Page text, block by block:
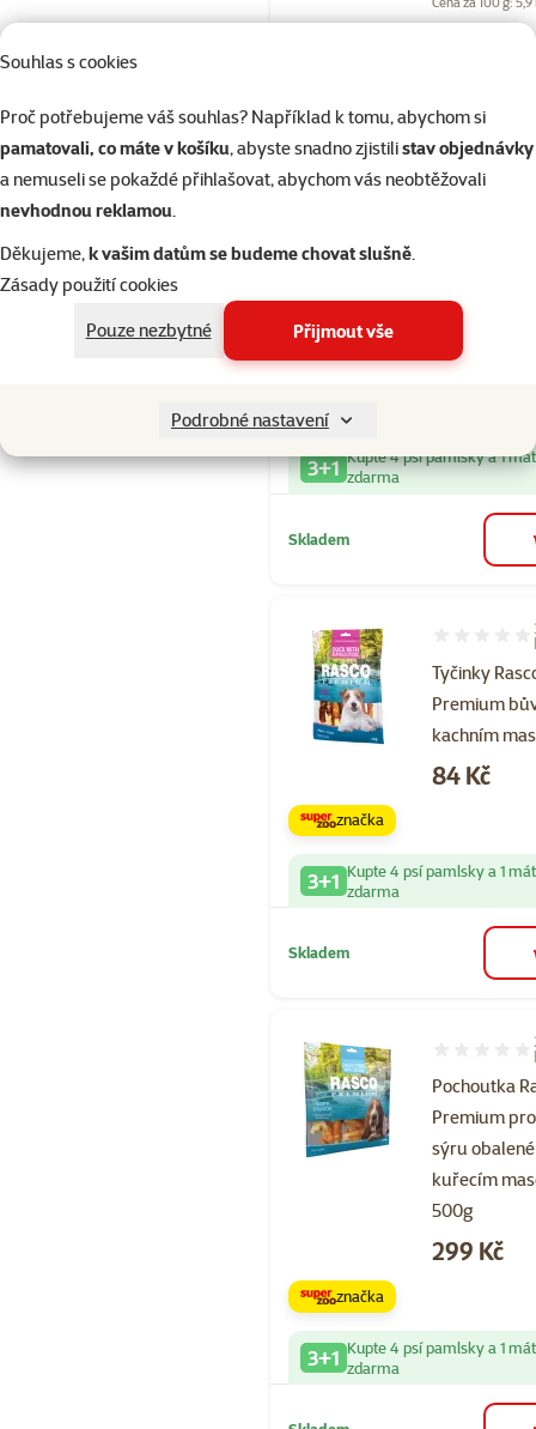
Souhlas s cookies
Proč potřebujeme váš souhlas? Například k tomu, abychom si
pamatovali, co máte v košíku, abyste snadno zjistilistav objednávky
a nemuseli se pokaždé přihlašovat, abychom vás neobtěžovali
nevhodnou reklamou.
Děkujeme,k vašim datům se budeme chovat slušně.
Zásady použití cookies
Pouze nezbytné
Přijmout vše
Podrobné nastavení
Skladem
kachního
Cena
279 Kč
3+1 Kupte 4 psí pamlsky a 1
zdarma
Skladem
Tyčinky
Premium
kachním
Hodnocení
Cena
84 Kč
značka
3+1 Kupte 4 psí pamlsky a 1
zdarma
Skladem
Pochoutka
Premium
sýru obalené
kuřecím
500g
Hodnocení
Cena
299 Kč
značka
3+1 Kupte 4 psí pamlsky a 1
zdarma